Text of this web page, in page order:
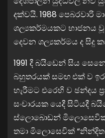
දක්වයි. 1988 පෙබරවාරි
ශල්‍යකර්මයකට භාජනය
දෙවන ශල්‍යකර්මය ද සිදු
1991 දී බයිඩෙන් සිය
බහුතරයක් සමඟ එක් ව
හැරීමට එරෙහි ව ඡන්දය
සංචාරයක යෙදී සිටියදී
ස්ලොබොඩන්
තමා මිලොසෙවික්